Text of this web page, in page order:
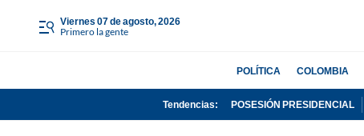
viernes 07 de agosto, 2026
Primero la gente
POLÍTICA COLOMBIA
Tendencias: POSESIÓN PRESIDENCIAL